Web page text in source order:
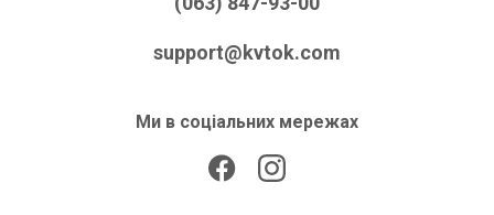
support@kvtok.com
Ми в соціальних мережах